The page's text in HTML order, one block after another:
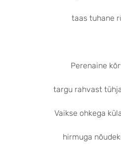
taas tuhane
Perenaine
targu rahvast
Vaikse ohkega
hirmuga